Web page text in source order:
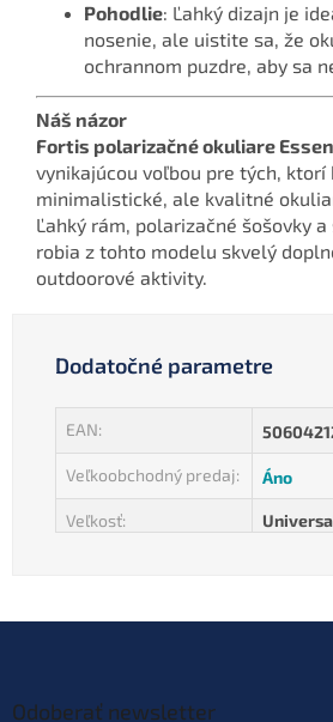
Pohodlie: Ľahký dizajn je
nosenie, ale uistite sa, že
ochrannom puzdre, aby sa
Náš názor
Fortis polarizačné okuliare
vynikajúcou voľbou pre tých, ktorí
minimalistické, ale kvalitné
Ľahký rám, polarizačné šošovky
robia z tohto modelu skvelý
outdoorové aktivity.
Dodatočné parametre
EAN:
Veľkoobchodný predaj: Áno
Veľkosť:
Odoberať newsletter